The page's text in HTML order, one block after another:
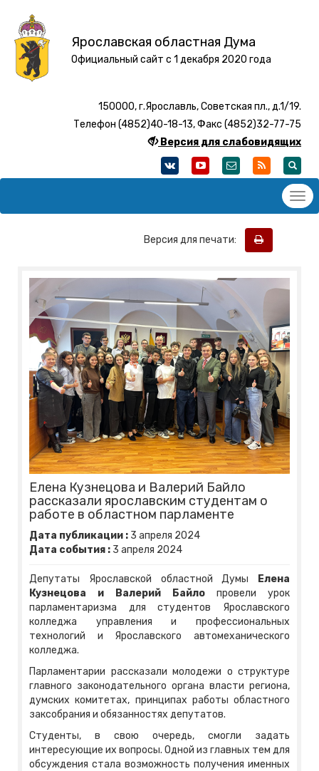
Ярославская областная Дума
Официальный сайт с 1 декабря 2020 года
150000, г.Ярославль, Советская пл., д.1/19.
Телефон (4852)40-18-13, Факс (4852)32-77-75
Версия для слабовидящих
Версия для печати:
Елена Кузнецова и Валерий Байло
рассказали ярославским студентам о
работе в областном парламенте
Дата публикации : 3 апреля 2024
Дата события : 3 апреля 2024
Депутаты Ярославской областной Думы
Елена
Кузнецова и Валерий Байло провели урок
парламентаризма для студентов Ярославского
колледжа управления и профессиональных
технологий и Ярославского автомеханического
колледжа.
Парламентарии рассказали молодежи о структуре
главного законодательного органа власти региона,
думских комитетах, принципах работы областного
заксобрания и обязанностях депутатов.
Студенты, в свою очередь, смогли задать
интересующие их вопросы. Одной из главных тем для
обсуждения стала возможность получения именных